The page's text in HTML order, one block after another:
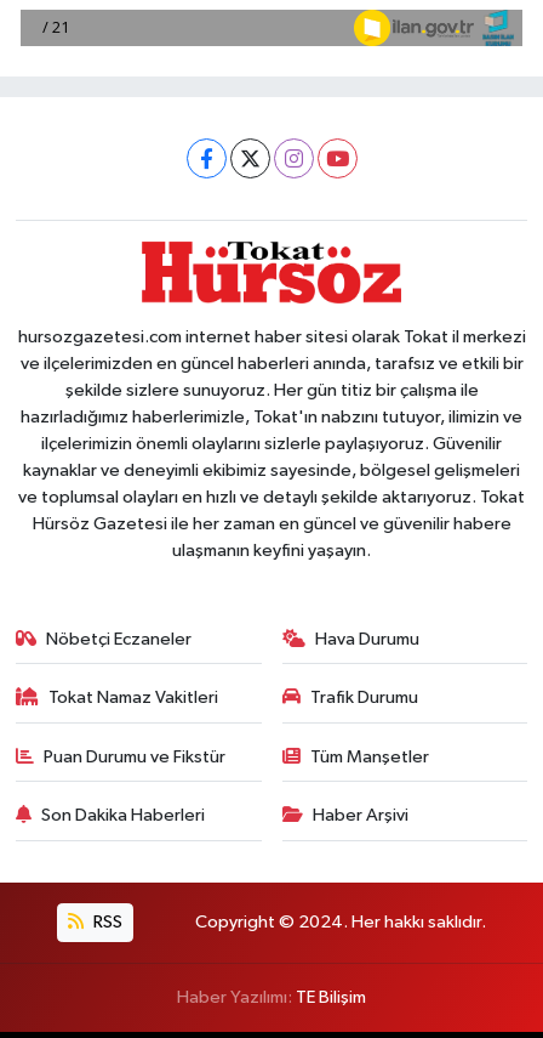
hursozgazetesi.com internet haber sitesi olarak Tokat il merkezi
ve ilçelerimizden en güncel haberleri anında, tarafsız ve etkili bir
şekilde sizlere sunuyoruz. Her gün titiz bir çalışma ile
hazırladığımız haberlerimizle, Tokat'ın nabzını tutuyor, ilimizin ve
ilçelerimizin önemli olaylarını sizlerle paylaşıyoruz. Güvenilir
kaynaklar ve deneyimli ekibimiz sayesinde, bölgesel gelişmeleri
ve toplumsal olayları en hızlı ve detaylı şekilde aktarıyoruz. Tokat
Hürsöz Gazetesi ile her zaman en güncel ve güvenilir habere
ulaşmanın keyfini yaşayın.
Nöbetçi Eczaneler Hava Durumu
Tokat Namaz Vakitleri Trafik Durumu
Puan Durumu ve Fikstür Tüm Manşetler
Son Dakika Haberleri Haber Arşivi
RSS Copyright © 2024. Her hakkı saklıdır.
Haber Yazılımı: TE Bilişim